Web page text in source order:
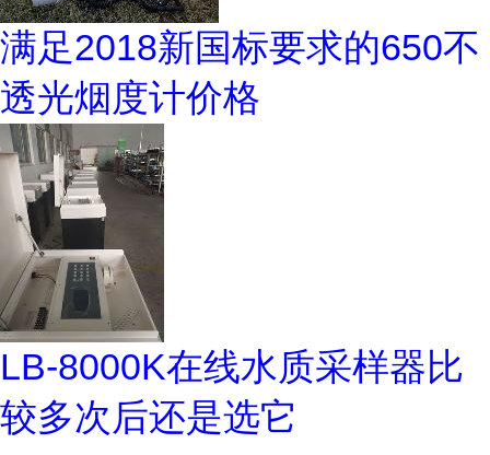
满足2018新国标要求的650不
透光烟度计价格
LB-8000K在线水质采样器比
较多次后还是选它